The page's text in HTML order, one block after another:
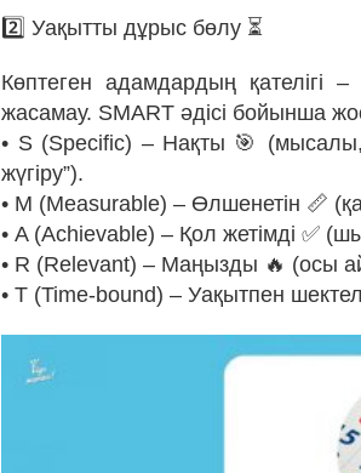
2️⃣ Уақытты дұрыс бөлу ⏳
Көптеген адамдардың
жасамау. SMART әдісі бойынша
• S (Specific) – Нақты 🎯 (мысалы,
жүгіру”).
• M (Measurable) – Өлшенетін 📏
• A (Achievable) – Қол жетімді ✅
• R (Relevant) – Маңызды 🔥 (осы
• T (Time-bound) – Уақытпен